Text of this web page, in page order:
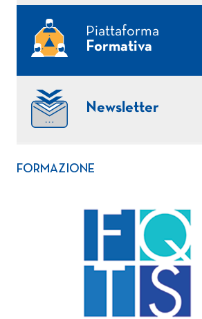
Piattaforma
Formativa
Newsletter
FORMAZIONE